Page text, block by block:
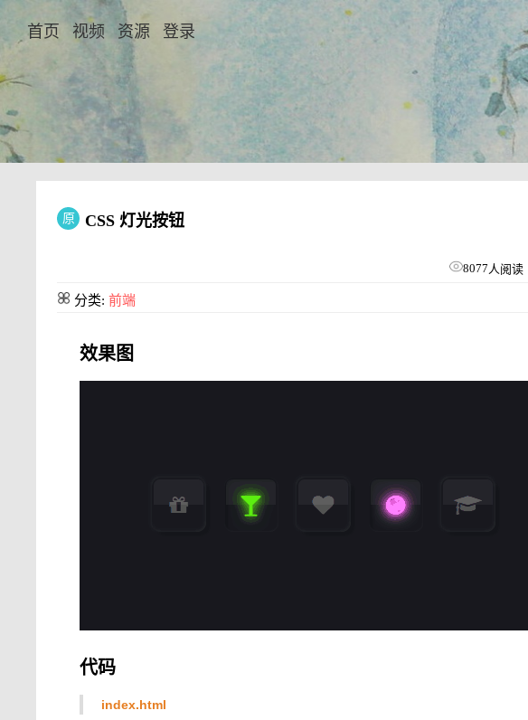
首页 视频 资源 登录
原 CSS 灯光按钮
8077人阅读
分类: 前端
效果图
代码
index.html